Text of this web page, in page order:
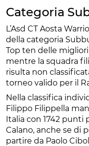
Categoria
L’Asd CT Aosta
della categoria
Top ten delle
mentre la squadra
risulta non
torneo valido per il
Nella classifica
Filippo Filippella
Italia con 1742 punti
Calano, anche se di
partire da Paolo